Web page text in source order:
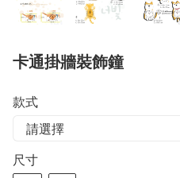
卡通掛牆裝飾鐘
款式
尺寸